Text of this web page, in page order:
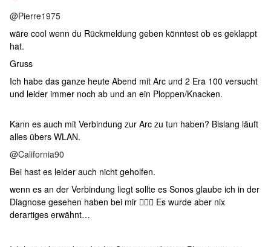
@Pierre1975
wäre cool wenn du Rückmeldung geben könntest ob es geklappt
hat.
Gruss
Ich habe das ganze heute Abend mit Arc und 2 Era 100 versucht
und leider immer noch ab und an ein Ploppen/Knacken.
Kann es auch mit Verbindung zur Arc zu tun haben? Bislang läuft
alles übers WLAN.
@California90
Bei hast es leider auch nicht geholfen.
wenn es an der Verbindung liegt sollte es Sonos glaube ich in der
Diagnose gesehen haben bei mir 🤷🏽‍♂️ Es wurde aber nix
derartiges erwähnt…